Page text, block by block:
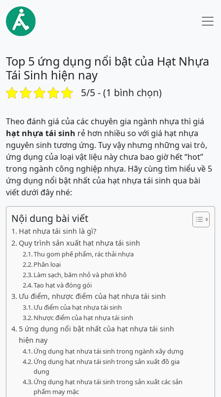
Top 5 ứng dụng nổi bật của Hạt Nhựa
Tái Sinh hiện nay
5/5 - (1 bình chọn)
Theo đánh giá của các chuyên gia ngành nhựa thì giá
hạt nhựa tái sinh rẻ hơn nhiều so với giá hạt nhựa
nguyên sinh tương ứng. Tuy vậy nhưng những vai trò,
ứng dụng của loại vật liệu này chưa bao giờ hết “hot”
trong ngành công nghiệp nhựa. Hãy cùng tìm hiểu về 5
ứng dụng nổi bật nhất của hạt nhựa tái sinh qua bài
viết dưới đây nhé:
Nội dung bài viết
Hạt nhựa tái sinh là gì?
Quy trình sản xuất hạt nhựa tái sinh
Thu gom phế phẩm, rác thải nhựa
Phân loại
Làm sạch, băm nhỏ và phơi khô
Tạo hạt và đóng gói
Ưu điểm, nhược điểm của hạt nhựa tái sinh
Ưu điểm của hạt nhựa tái sinh
Nhược điểm của hạt nhựa tái sinh
5 ứng dụng nổi bật nhất của hạt nhựa tái sinh
hiện nay
Ứng dụng hạt nhựa tái sinh trong ngành xây dựng
Ứng dụng hạt nhựa tái sinh trong sản xuất đồ gia
dụng
Ứng dụng hạt nhựa tái sinh trong sản xuất các sản
phẩm may mặc